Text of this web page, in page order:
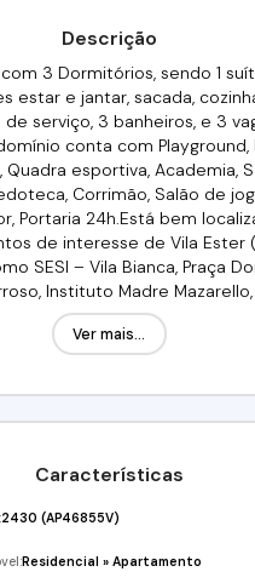
Descrição
3 Dormitórios, sendo 1
estar e jantar, sacada,
de serviço, 3 banheiros, e 3
conta com Playground,
Quadra esportiva, Academia,
Corrimão, Salão de
Portaria 24h.Está bem
de interesse de Vila Ester
SESI – Vila Bianca, Praça
Instituto Madre
Teresinha e Aeroporto
960.000,00/Condomínio: R$
Ver mais...
Características
2430 (AP46855V)
Residencial »Apartamento